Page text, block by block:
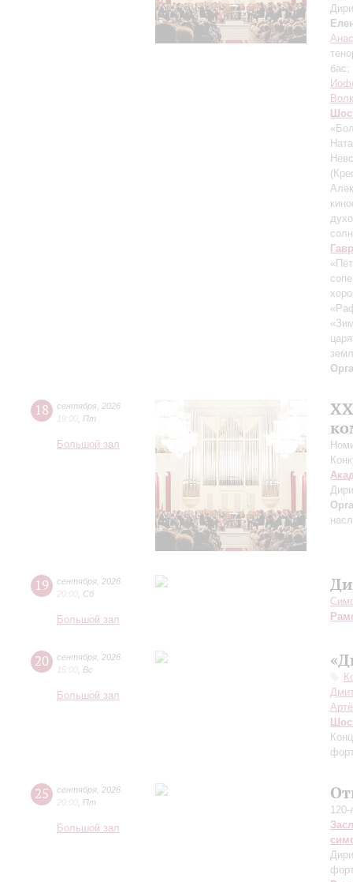
бас;
18 сентября 2026
19:00 Пт
Большой зал
19 сентября 2026
20:00 Сб
Большой зал
20 сентября 2026
15:00 Вс
Большой зал
25 сентября 2026
20:00 Пт
Большой зал